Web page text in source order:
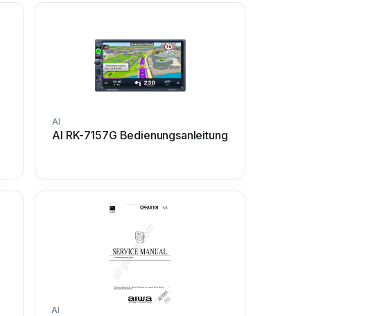
AI
AI RK-7157G Bedienungsanleitung
AI